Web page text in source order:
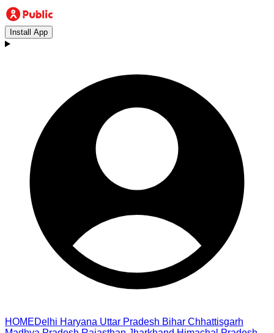
Install App
HOMEDelhi Haryana Uttar Pradesh Bihar Chhattisgarh